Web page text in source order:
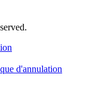
d'annulation